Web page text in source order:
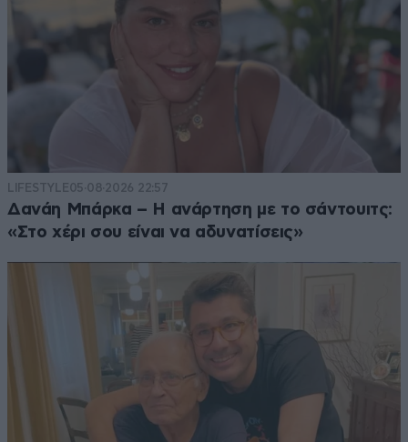
LIFESTYLE05·08·2026 22:57
Δανάη Μπάρκα – Η ανάρτηση με το σάντουιτς:
«Στο χέρι σου είναι να αδυνατίσεις»